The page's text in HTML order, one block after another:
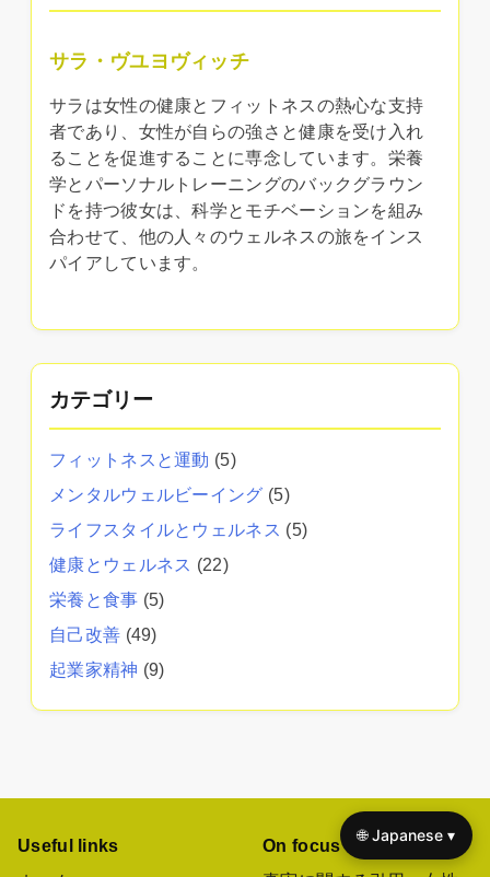
サラ・ヴユヨヴィッチ
サラは女性の健康とフィットネスの熱心な支持
者であり、女性が自らの強さと健康を受け入れ
ることを促進することに専念しています。栄養
学とパーソナルトレーニングのバックグラウン
ドを持つ彼女は、科学とモチベーションを組み
合わせて、他の人々のウェルネスの旅をインス
パイアしています。
カテゴリー
フィットネスと運動 (5)
メンタルウェルビーイング (5)
ライフスタイルとウェルネス (5)
健康とウェルネス (22)
栄養と食事 (5)
自己改善 (49)
起業家精神 (9)
Useful links
On focus
🌐 Japanese ▾